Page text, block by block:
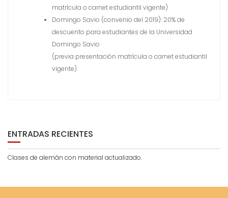
matrícula o carnet estudiantil vigente)
Domingo Savio (convenio del 2019): 20% de
descuento para estudiantes de la Universidad
Domingo Savio
(previa presentación matrícula o carnet estudiantil
vigente)
ENTRADAS RECIENTES
Clases de alemán con material actualizado.